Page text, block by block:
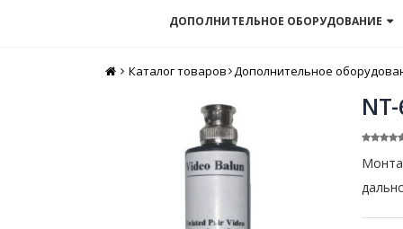
ДОПОЛНИТЕЛЬНОЕ ОБОРУДОВАНИЕ
Главная
Каталог товаров Дополнительное